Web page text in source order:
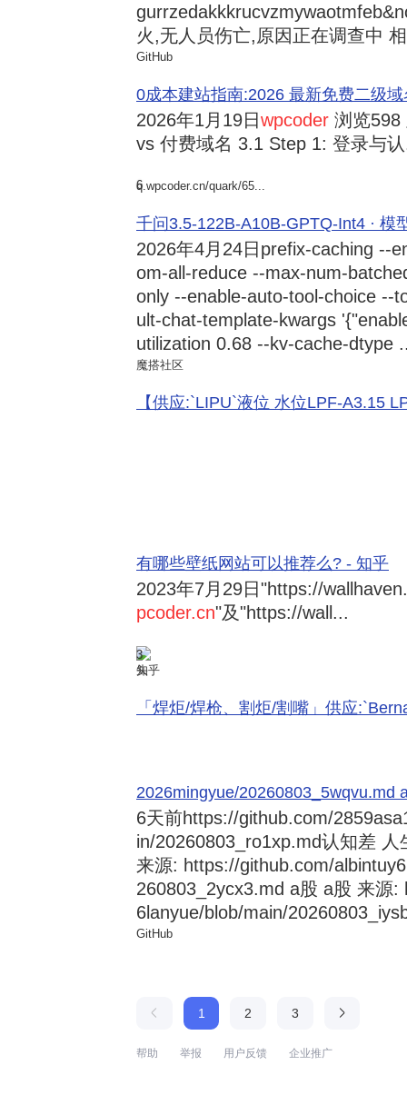
火,无人员伤亡,原因正在调查中
GitHub
0成本建站指南:2026 最新免费二级
2026年1月19日wpcoder 浏览598
vs 付费域名 3.1 Step 1: 登录与
6
q.wpcoder.cn/quark/65...
千问3.5-122B-A10B-GPTQ-Int4 · 模
2026年4月24日 prefix-caching --
om-all-reduce --max-num-
only --enable-auto-tool-choice --
ult-chat-template-kwargs
utilization 0.68 --kv-cache-dtype
魔搭社区
【供应:`LIPU`液位 水位LPF-A3.15
有哪些壁纸网站可以推荐么? - 知乎
2023年7月29日 "https://
pcoder.cn"及"https://wall...
3
知乎
「焊炬/焊枪、割炬/割嘴」供应
2026mingyue/20260803_5wqvu.md
6天前https://github.com/
in/20260803_ro1xp.md认知差
来源: https://github.com/
260803_2ycx3.md a股 a股 来源
6lanyue/blob/main/
GitHub
1 2 3
帮助 举报 用户反馈 企业推广